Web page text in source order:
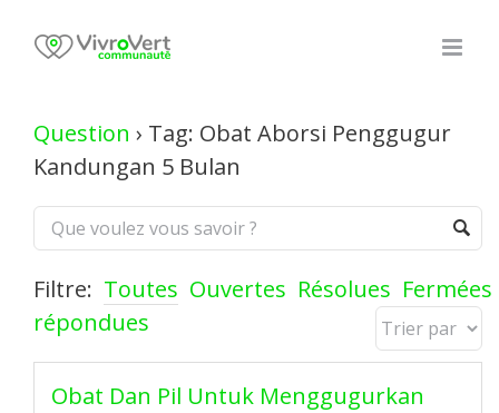
Question › Tag: Obat Aborsi Penggugur
Kandungan 5 Bulan
Filtre: Toutes Ouvertes Résolues Fermées
répondues
Obat Dan Pil Untuk Menggugurkan